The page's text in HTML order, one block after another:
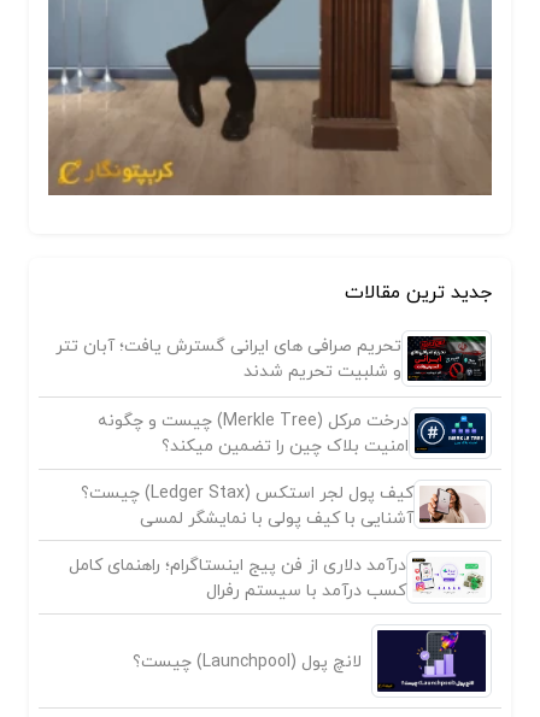
جدید ترین مقالات
تحریم صرافی های ایرانی گسترش یافت؛ آبان تتر
و شلبیت تحریم شدند
درخت مرکل (Merkle Tree) چیست و چگونه
امنیت بلاک چین را تضمین میکند؟
کیف پول لجر استکس (Ledger Stax) چیست؟
آشنایی با کیف پولی با نمایشگر لمسی
درآمد دلاری از فن پیج اینستاگرام؛ راهنمای کامل
کسب درآمد با سیستم رفرال
لانچ پول (Launchpool) چیست؟